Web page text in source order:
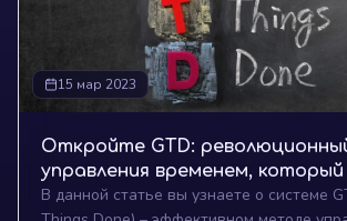
15 мар 2023
Откройте GTD:
управления временем,
вашу жизнь!
В данной статье вы узнаете о системе